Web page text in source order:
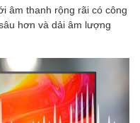
âm thanh rộng rãi có công
hơn và dải âm lượng